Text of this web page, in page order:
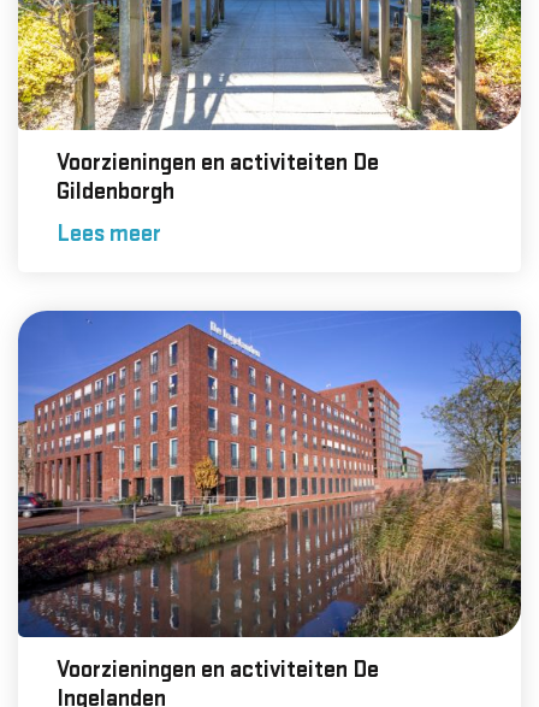
Voorzieningen en activiteiten De
Gildenborgh
Lees meer
Voorzieningen en activiteiten De
Ingelanden